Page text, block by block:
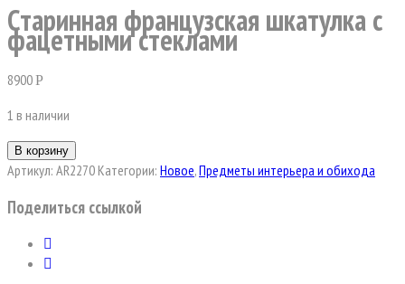
Cтаринная французская шкатулка с
фацетными стеклами
8900Р
1 в наличии
В корзину
Артикул: AR2270 Категории: Новое,Предметы интерьера и обихода
Поделиться ссылкой